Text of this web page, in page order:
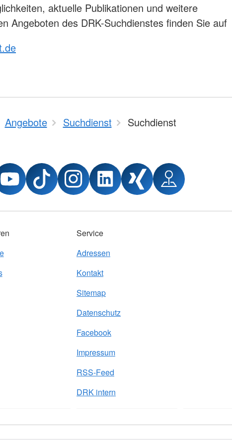
aktuelle Publikationen und weitere
Angeboten des DRK-Suchdienstes finden Sie auf
Angebote Suchdienst Suchdienst
Service
Adressen
Kontakt
Sitemap
Datenschutz
Facebook
Impressum
RSS-Feed
DRK intern